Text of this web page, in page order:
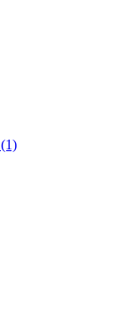
(1)